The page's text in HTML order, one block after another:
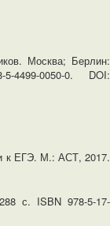
Москва; Берлин:
0050-0. DOI:
к ЕГЭ. М.: АСТ, 2017.
с. ISBN 978-5-17-